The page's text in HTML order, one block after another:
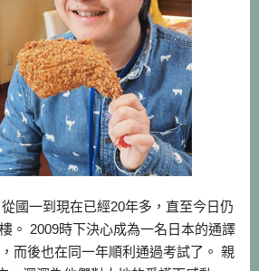
國一到現在已經20年多，直至今日仍
。 2009時下決心成為一名日本的通譯
而後也在同一年順利通過考試了。 親